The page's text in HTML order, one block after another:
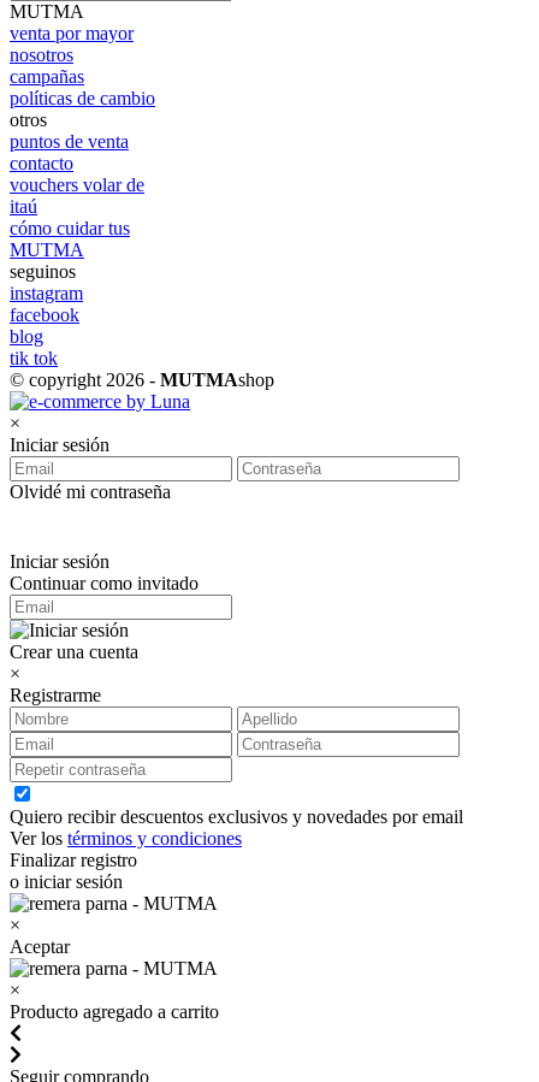
MUTMA
venta por mayor
nosotros
campañas
políticas de cambio
otros
puntos de venta
contacto
vouchers volar de
itaú
cómo cuidar tus
MUTMA
seguinos
instagram
facebook
blog
tik tok
© copyright 2026 - MUTMAshop
×
Iniciar sesión
Olvidé mi contraseña
Iniciar sesión
Continuar como invitado
Crear una cuenta
×
Registrarme
Quiero recibir descuentos exclusivos y novedades por email
Ver los términos y condiciones
Finalizar registro
o iniciar sesión
×
Aceptar
×
Producto agregado a carrito
Seguir comprando